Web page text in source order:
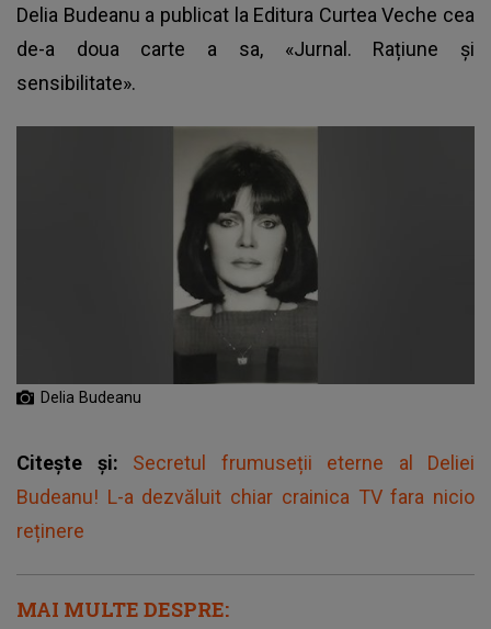
Delia Budeanu a publicat la Editura Curtea Veche cea
de-a doua carte a sa, «Jurnal. Rațiune și
sensibilitate».
Delia Budeanu
Citește și: Secretul frumuseții eterne al Deliei
Budeanu! L-a dezvăluit chiar crainica TV fara nicio
reținere
MAI MULTE DESPRE: